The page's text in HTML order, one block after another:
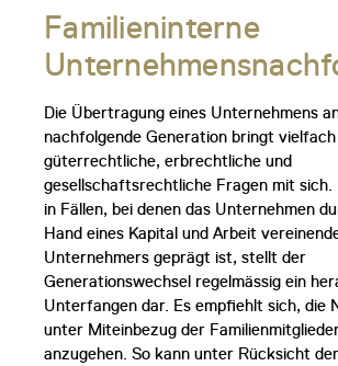
Familieninterne
Die Übertragung eines Unternehmens
nachfolgende Generation bringt vielfach
güterrechtliche, erbrechtliche und
gesellschaftsrechtliche Fragen mit sich.
in Fällen, bei denen das Unternehmen
Hand eines Kapital und Arbeit
Unternehmers geprägt ist, stellt der
Generationswechsel regelmässig ein
Unterfangen dar. Es empfiehlt sich, die
unter Miteinbezug der
anzugehen. So kann unter Rücksicht der